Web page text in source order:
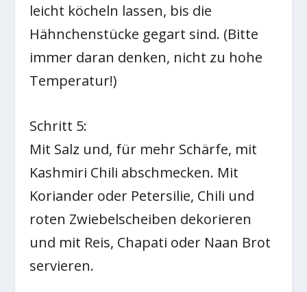
leicht köcheln lassen, bis die
Hähnchenstücke gegart sind. (Bitte
immer daran denken, nicht zu hohe
Temperatur!)
Schritt 5:
Mit Salz und, für mehr Schärfe, mit
Kashmiri Chili abschmecken. Mit
Koriander oder Petersilie, Chili und
roten Zwiebelscheiben dekorieren
und mit Reis, Chapati oder Naan Brot
servieren.